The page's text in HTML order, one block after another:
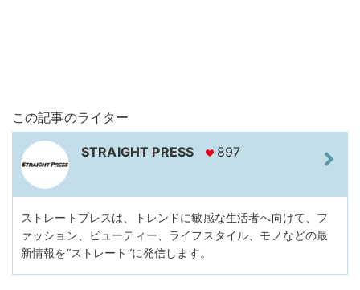
この記事のライター
STRAIGHT PRESS 897
ストレートプレスは、トレンドに敏感な生活者へ向けて、フ
ァッション、ビューティー、ライフスタイル、モノなどの最
新情報を“ストレート”に発信します。